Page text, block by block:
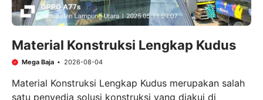
Material Konstruksi Lengkap Kudus
Mega Baja 2026-08-04
Material Konstruksi Lengkap Kudus merupakan salah
satu penyedia solusi konstruksi yang diakui di